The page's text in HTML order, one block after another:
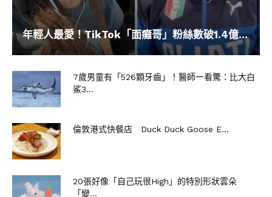
年輕人最愛！TikTok「面癱哥」粉絲數破1.4億...
7歲男童有「526顆牙齒」！醫師一看驚：比大白
鯊3...
倫敦港式快餐店 Duck Duck Goose E...
20張好像「自己玩很High」的特別形狀雲朵
「變...